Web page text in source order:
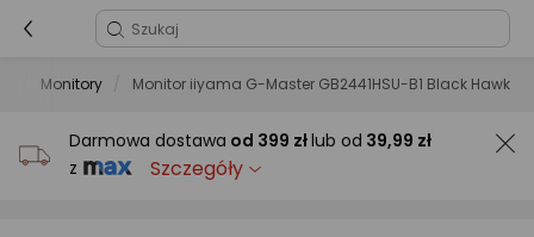
Monitory Monitor iiyama G-Master GB2441HSU-B1 Black Hawk
Darmowa dostawa od 399 złlub od 39,99 zł
z
Szczegóły